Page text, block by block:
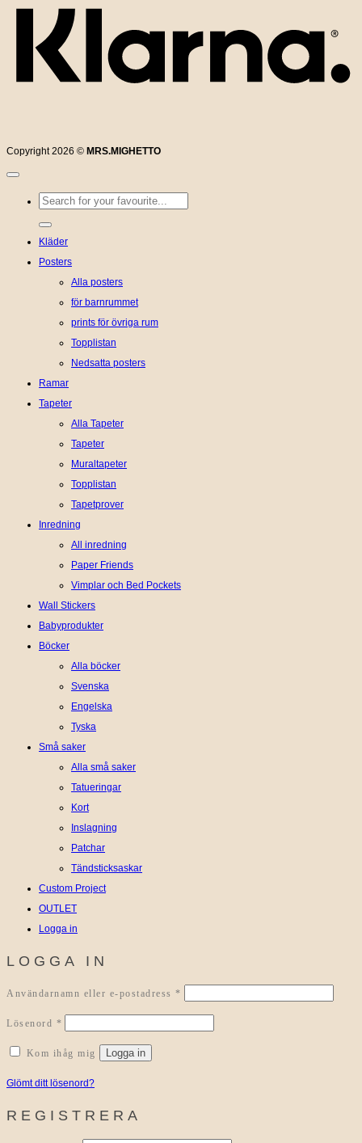
Copyright 2026 © MRS.MIGHETTO
Sök
efter:
Kläder
Posters
Alla posters
för barnrummet
prints för övriga rum
Topplistan
Nedsatta posters
Ramar
Tapeter
Alla Tapeter
Tapeter
Muraltapeter
Topplistan
Tapetprover
Inredning
All inredning
Paper Friends
Vimplar och Bed Pockets
Wall Stickers
Babyprodukter
Böcker
Alla böcker
Svenska
Engelska
Tyska
Små saker
Alla små saker
Tatueringar
Kort
Inslagning
Patchar
Tändsticksaskar
Custom Project
OUTLET
Logga in
LOGGA IN
Användarnamn eller e-postadress *
Lösenord *
Kom ihåg mig Logga in
Glömt ditt lösenord?
REGISTRERA